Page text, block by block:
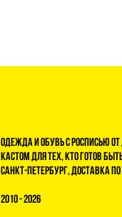
Одежда и обувь с росписью
Кастом для тех, кто готов
Санкт-Петербург, доставка
2010 - 2026